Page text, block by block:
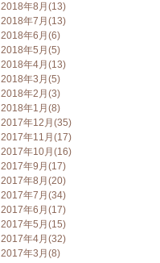
2018年8月(13)
2018年7月(13)
2018年6月(6)
2018年5月(5)
2018年4月(13)
2018年3月(5)
2018年2月(3)
2018年1月(8)
2017年12月(35)
2017年11月(17)
2017年10月(16)
2017年9月(17)
2017年8月(20)
2017年7月(34)
2017年6月(17)
2017年5月(15)
2017年4月(32)
2017年3月(8)